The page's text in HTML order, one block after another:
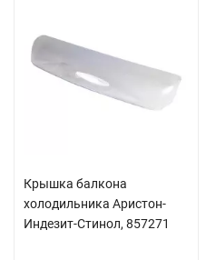
Крышка балкона
холодильника Аристон-
Индезит-Стинол, 857271